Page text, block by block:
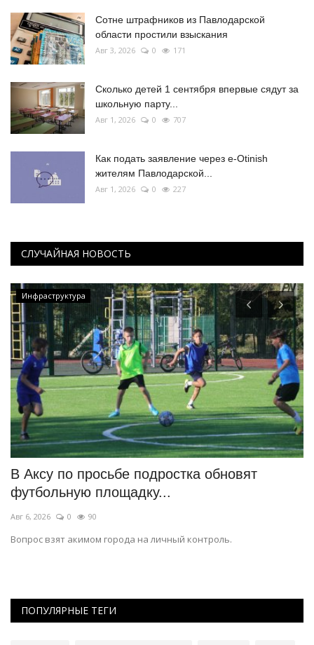
Сотне штрафников из Павлодарской
области простили взыскания
Авг 3, 2026 0 171
Сколько детей 1 сентября впервые сядут за
школьную парту...
Авг 1, 2026 0 707
Как подать заявление через e-Otinish
жителям Павлодарской...
Авг 1, 2026 0 227
СЛУЧАЙНАЯ НОВОСТЬ
Инфраструктура
В Аксу по просьбе подростка обновят
футбольную площадку...
Авг 6, 2026 0 90
Вопрос взят акимом города на личный контроль.
ПОПУЛЯРНЫЕ ТЕГИ